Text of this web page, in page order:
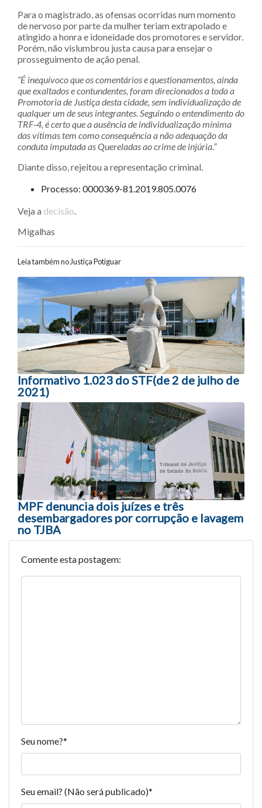
Para o magistrado, as ofensas ocorridas num momento
de nervoso por parte da mulher teriam extrapolado e
atingido a honra e idoneidade dos promotores e servidor.
Porém, não vislumbrou justa causa para ensejar o
prosseguimento de ação penal.
“É inequívoco que os comentários e questionamentos, ainda
que exaltados e contundentes, foram direcionados a toda a
Promotoria de Justiça desta cidade, sem individualização de
qualquer um de seus integrantes. Seguindo o entendimento do
TRF-4, é certo que a ausência de individualização mínima
das vítimas tem como consequência a não adequação da
conduta imputada as Quereladas ao crime de injúria.”
Diante disso, rejeitou a representação criminal.
Processo: 0000369-81.2019.805.0076
Veja a decisão.
Migalhas
Leia também no Justiça Potiguar
Navegação entre posts
Informativo 1.023 do STF(de 2 de julho de
2021)
MPF denuncia dois juízes e três
desembargadores por corrupção e lavagem
no TJBA
Comente esta postagem:
Seu nome?*
Seu email? (Não será publicado)*